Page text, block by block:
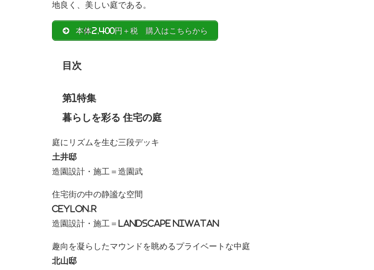
地良く、美しい庭である。
本体2,400円＋税 購入はこちらから
目次
第1特集
暮らしを彩る 住宅の庭
庭にリズムを生む三段デッキ
土井邸
造園設計・施工＝造園武
住宅街の中の静謐な空間
Ceylon.R
造園設計・施工＝LANDSCAPE NIWATAN
趣向を凝らしたマウンドを眺めるプライベートな中庭
北山邸